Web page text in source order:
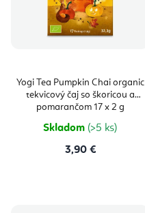
Yogi Tea Pumpkin Chai organic
tekvicový čaj so škoricou a
pomarančom 17 x 2 g
Skladom (>5 ks)
3,90 €